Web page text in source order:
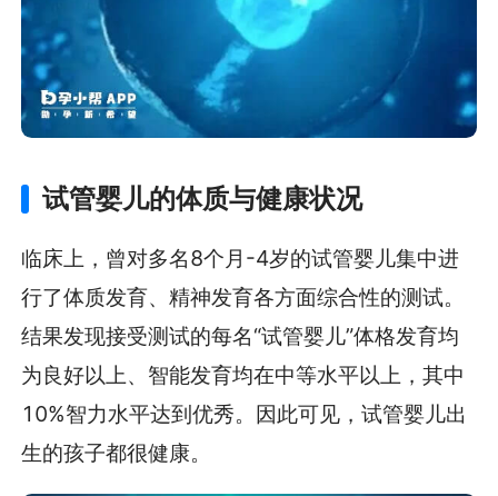
试管婴儿的体质与健康状况
临床上，曾对多名8个月-4岁的试管婴儿集中进
行了体质发育、精神发育各方面综合性的测试。
结果发现接受测试的每名“试管婴儿”体格发育均
为良好以上、智能发育均在中等水平以上，其中
10%智力水平达到优秀。因此可见，试管婴儿出
生的孩子都很健康。